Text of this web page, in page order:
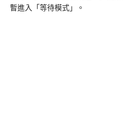
暫進入「等待模式」。